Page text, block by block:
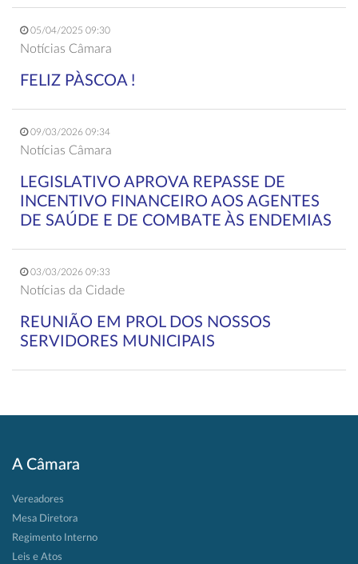
05/04/2025 09:30
Notícias Câmara
FELIZ PÀSCOA !
09/03/2026 09:34
Notícias Câmara
LEGISLATIVO APROVA REPASSE DE
INCENTIVO FINANCEIRO AOS AGENTES
DE SAÚDE E DE COMBATE ÀS ENDEMIAS
03/03/2026 09:33
Notícias da Cidade
REUNIÃO EM PROL DOS NOSSOS
SERVIDORES MUNICIPAIS
A Câmara
Vereadores
Mesa Diretora
Regimento Interno
Leis e Atos